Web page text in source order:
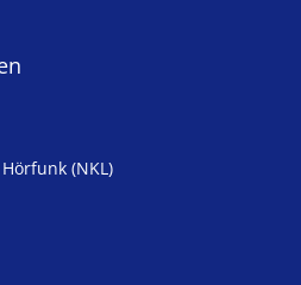
(NKL)